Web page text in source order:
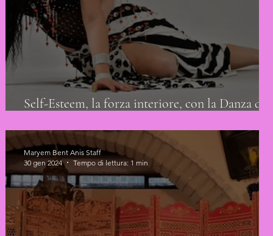
Self-Esteem, la forza interiore, con la Danza del
Maryem Bent Anis Staff
30 gen 2024
Tempo di lettura: 1 min